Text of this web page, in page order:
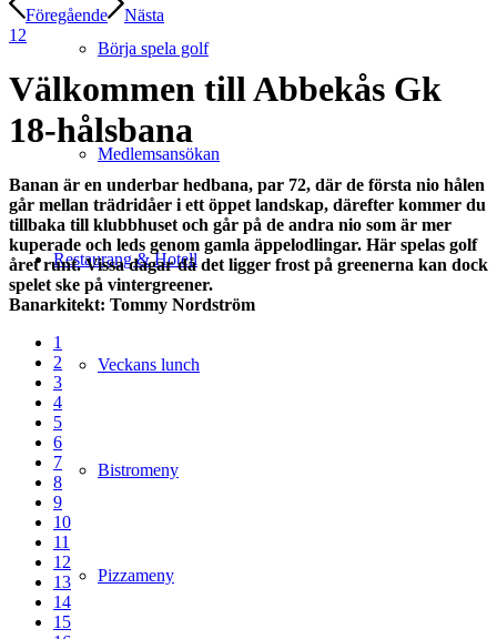
Börja spela golf
Medlemsansökan
Restaurang & Hotell
Veckans lunch
Bistromeny
Pizzameny
Föregående
Nästa
1 2
Välkommen till Abbekås Gk
18-hålsbana
Banan är en underbar hedbana, par 72, där de första nio hålen
går mellan trädridåer i ett öppet landskap, därefter kommer du
tillbaka till klubbhuset och går på de andra nio som är mer
kuperade och leds genom gamla äppelodlingar. Här spelas golf
året runt. Vissa dagar då det ligger frost på greenerna kan dock
spelet ske på vintergreener.
Banarkitekt: Tommy Nordström
1
2
3
4
5
6
7
8
9
10
11
12
13
14
15